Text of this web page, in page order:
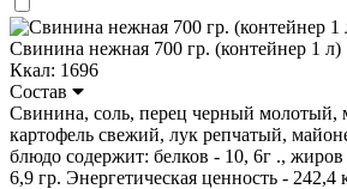
Свинина нежная 700 гр. (контейнер 1 л)
Ккал: 1696
Состав
Свинина, соль, перец черный молотый,
картофель свежий, лук репчатый,
блюдо содержит: белков - 10, 6г ., жиров
6,9 гр. Энергетическая ценность - 242,4